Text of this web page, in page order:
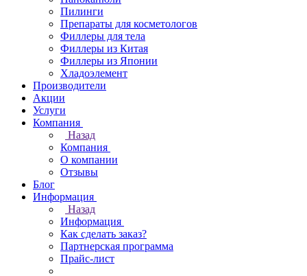
Пилинги
Препараты для косметологов
Филлеры для тела
Филлеры из Китая
Филлеры из Японии
Хладоэлемент
Производители
Акции
Услуги
Компания
Назад
Компания
О компании
Отзывы
Блог
Информация
Назад
Информация
Как сделать заказ?
Партнерская программа
Прайс-лист